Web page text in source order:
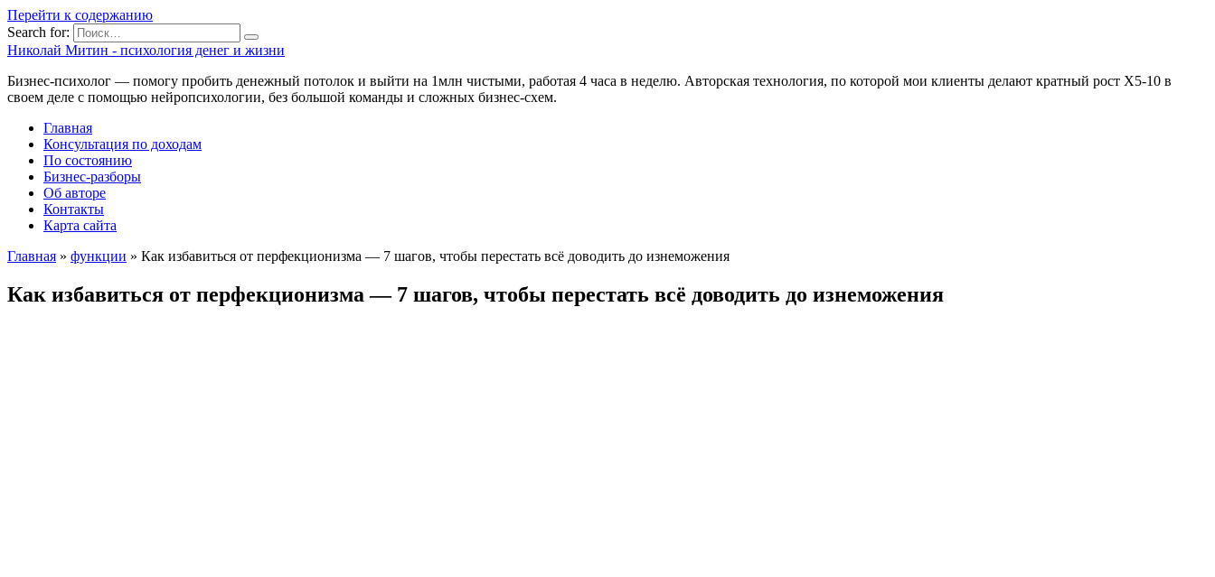
Перейти к содержанию
Search for:
Николай Митин - психология денег и жизни
Бизнес-психолог — помогу пробить денежный потолок и выйти на 1млн чистыми, работая 4 часа в неделю. Авторская технология, по которой мои клиенты делают кратный рост Х5-10 в
своем деле с помощью нейропсихологии, без большой команды и сложных бизнес-схем.
Главная
Консультация по доходам
По состоянию
Бизнес-разборы
Об авторе
Контакты
Карта сайта
Главная » функции » Как избавиться от перфекционизма — 7 шагов, чтобы перестать всё доводить до изнеможения
Как избавиться от перфекционизма — 7 шагов, чтобы перестать всё доводить до изнеможения